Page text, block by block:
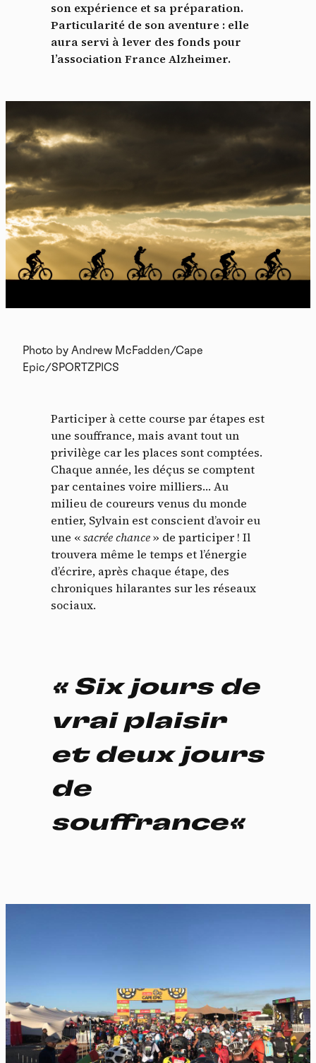
son expérience et sa préparation.
Particularité de son aventure : elle
aura servi à lever des fonds pour
l’association France Alzheimer.
Photo by Andrew McFadden/Cape
Epic/SPORTZPICS
Participer à cette course par étapes est
une souffrance, mais avant tout un
privilège car les places sont comptées.
Chaque année, les déçus se comptent
par centaines voire milliers… Au
milieu de coureurs venus du monde
entier, Sylvain est conscient d’avoir eu
une «sacrée chance» de participer ! Il
trouvera même le temps et l’énergie
d’écrire, après chaque étape, des
chroniques hilarantes sur les réseaux
sociaux.
« Six jours de
vrai plaisir
et deux jours
de
souffrance«